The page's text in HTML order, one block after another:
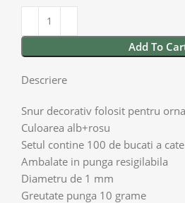
Add To
Descriere
Snur decorativ folosit pentru
Culoarea alb+rosu
Setul contine 100 de bucati a
Ambalate in punga resigilabila
Diametru de 1 mm
Greutate punga 10 grame